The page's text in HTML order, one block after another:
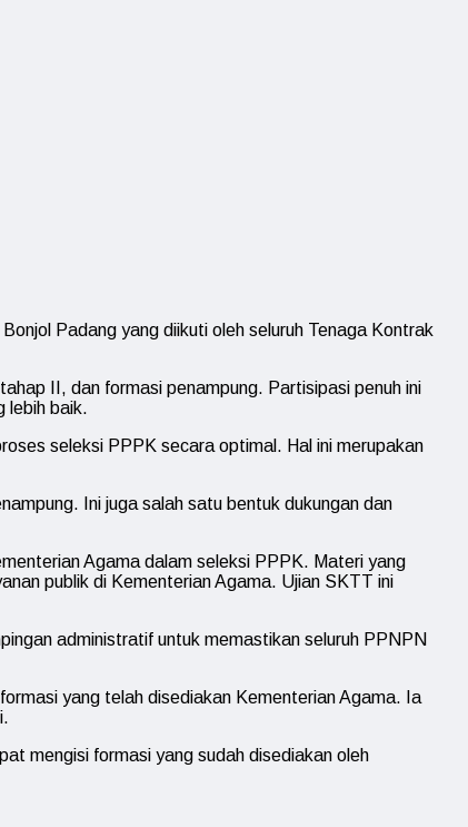
Padang yang diikuti oleh seluruh Tenaga Kontrak
II, dan formasi penampung. Partisipasi penuh ini
lebih baik.
seleksi PPPK secara optimal. Hal ini merupakan
Ini juga salah satu bentuk dukungan dan
Agama dalam seleksi PPPK. Materi yang
publik di Kementerian Agama. Ujian SKTT ini
administratif untuk memastikan seluruh PPNPN
yang telah disediakan Kementerian Agama. Ia
mengisi formasi yang sudah disediakan oleh